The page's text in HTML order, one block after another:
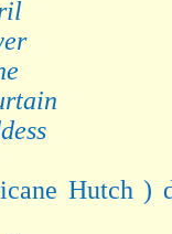
Hutch )